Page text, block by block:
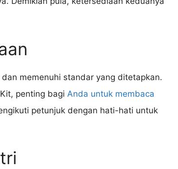
memenuhi standar yang ditetapkan.
penting bagi Anda untuk membaca
petunjuk dengan hati-hati untuk